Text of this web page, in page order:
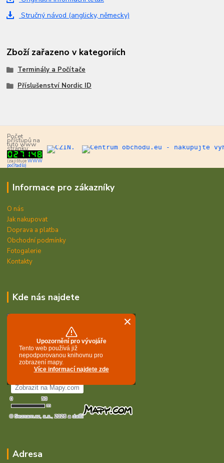
Stručný návod (anglicky, německy)
Zboží zařazeno v kategoriích
Terminály a Počítače
Příslušenství Nordic ID
Počet
přístupů na
tuto www
stránku:
(zajišťujeWWW
počítadlo)
Informace pro zákazníky
O nás
Jak nakupovat
Doprava a platba
Obchodní podmínky
Fotogalerie
Kontakty
Kde nás najdete
Adresa